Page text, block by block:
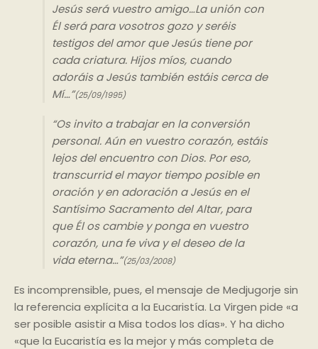
Jesús será vuestro amigo…La unión con
Él será para vosotros gozo y seréis
testigos del amor que Jesús tiene por
cada criatura. Hijos míos, cuando
adoráis a Jesús también estáis cerca de
Mí…”(25/09/1995)
“Os invito a trabajar en la conversión
personal. Aún en vuestro corazón, estáis
lejos del encuentro con Dios. Por eso,
transcurrid el mayor tiempo posible en
oración y en adoración a Jesús en el
Santísimo Sacramento del Altar, para
que Él os cambie y ponga en vuestro
corazón, una fe viva y el deseo de la
vida eterna…”(25/03/2008)
Es incomprensible, pues, el mensaje de Medjugorje sin
la referencia explícita a la Eucaristía. La Virgen pide «a
ser posible asistir a Misa todos los días». Y ha dicho
«que la Eucaristía es la mejor y más completa de